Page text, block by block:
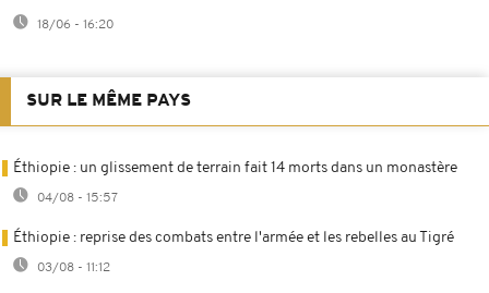
18/06 - 16:20
SUR LE MÊME PAYS
Éthiopie : un glissement de terrain fait 14 morts dans un monastère
04/08 - 15:57
Éthiopie : reprise des combats entre l'armée et les rebelles au Tigré
03/08 - 11:12